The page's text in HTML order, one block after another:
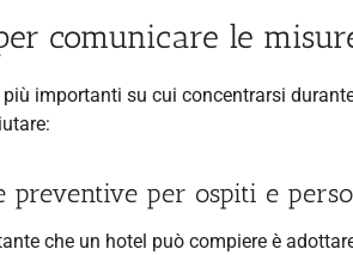
comunicare le
importanti su cui concentrarsi
preventive per ospiti e
che un hotel può compiere è